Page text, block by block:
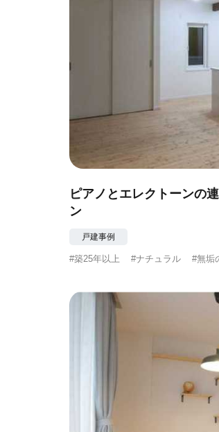
ピアノとエレクトーンの
ン
戸建事例
#築25年以上 #ナチュラル #無垢